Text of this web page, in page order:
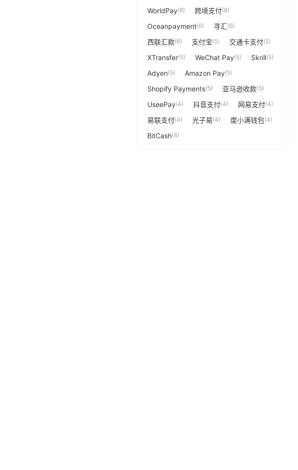
WorldPay(8) 跨境支付(8)
Oceanpayment(6) 寻汇(6)
西联汇款(6) 支付宝(5) 交通卡支付(5)
XTransfer(5) WeChat Pay(5) Skrill(5)
Adyen(5) Amazon Pay(5)
Shopify Payments(5) 亚马逊收款(5)
UseePay(4) 抖音支付(4) 网易支付(4)
易联支付(4) 光子易(4) 度小满钱包(4)
BitCash(4)